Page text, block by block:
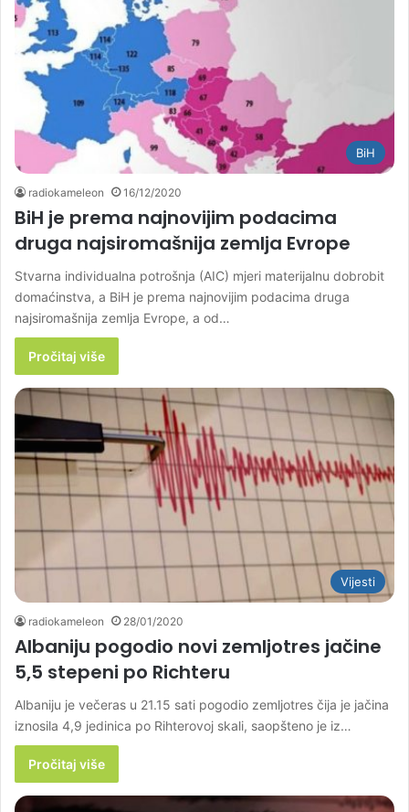
BiH
radiokameleon 16/12/2020
BiH je prema najnovijim podacima
druga najsiromašnija zemlja Evrope
Stvarna individualna potrošnja (AIC) mjeri materijalnu dobrobit
domaćinstva, a BiH je prema najnovijim podacima druga
najsiromašnija zemlja Evrope, a od…
Pročitaj više
Vijesti
radiokameleon 28/01/2020
Albaniju pogodio novi zemljotres jačine
5,5 stepeni po Richteru
Albaniju je večeras u 21.15 sati pogodio zemljotres čija je jačina
iznosila 4,9 jedinica po Rihterovoj skali, saopšteno je iz…
Pročitaj više